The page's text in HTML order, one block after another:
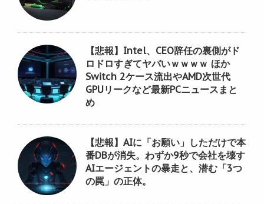
【悲報】Intel、CEO辞任の裏側がド
ロドロすぎてヤバいｗｗｗｗ ほか
Switch 2ケース流出やAMD次世代
GPUリークなど最新PCニュースまと
め
【悲報】AIに「お願い」しただけで本
番DBが消失。わずか9秒で会社を壊す
AIエージェントの暴走と、潜む「3つ
の罠」の正体。